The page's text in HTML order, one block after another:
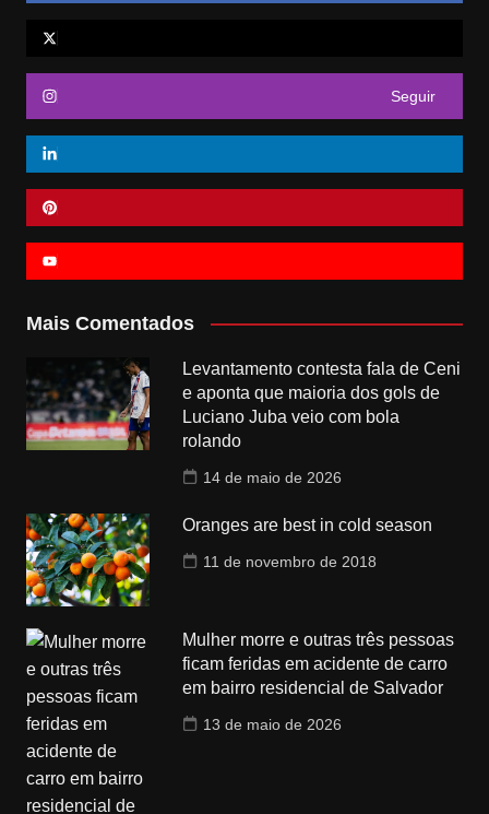
Seguir
Mais Comentados
Levantamento contesta fala de Ceni
e aponta que maioria dos gols de
Luciano Juba veio com bola
rolando
14 de maio de 2026
Oranges are best in cold season
11 de novembro de 2018
Mulher morre e outras três pessoas
ficam feridas em acidente de carro
em bairro residencial de Salvador
13 de maio de 2026